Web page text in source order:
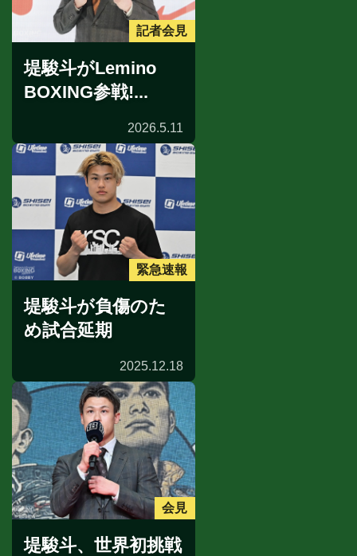
記者会見
堤駿斗がLemino
BOXING参戦!...
2026.5.11
緊急速報
堤駿斗が負傷のた
め試合延期
2025.12.18
会見
堤駿斗、世界初挑戦